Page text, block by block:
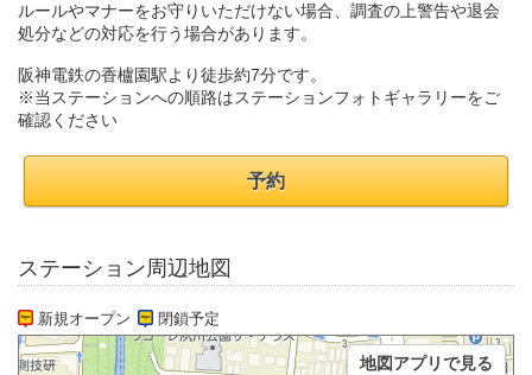
ルールやマナーをお守りいただけない場合、調査の上警告や退会
処分などの対応を行う場合があります。
阪神電鉄の香櫨園駅より徒歩約7分です。
※当ステーションへの順路はステーションフォトギャラリーをご
確認ください
予約
ステーション周辺地図
新規オープン 閉鎖予定
地図アプリで見る